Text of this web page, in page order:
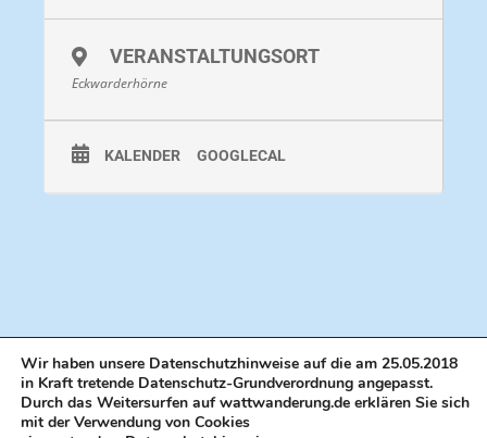
idealerweise mit kurzer Hose und Beachies®.
Beachies® (Wattsocken) können am Treffpunkt
erworben werden. Im Winter lange Hose mit
hoher Sonnenschutz / Kopfbedeckung.
: Kinder unter 14 Jahren dürfen nur in
Begleitung eines Erziehungsberechtigten oder einer
anderen volljährigen Person teilnehmen.
VERANSTALTUNGSORT
Eckwarderhörne
KALENDER GOOGLECAL
Wir haben unsere Datenschutzhinweise auf die am 25.05.2018
in Kraft tretende Datenschutz-Grundverordnung angepasst.
Durch das Weitersurfen auf wattwanderung.de erklären Sie sich
mit der Verwendung von Cookies